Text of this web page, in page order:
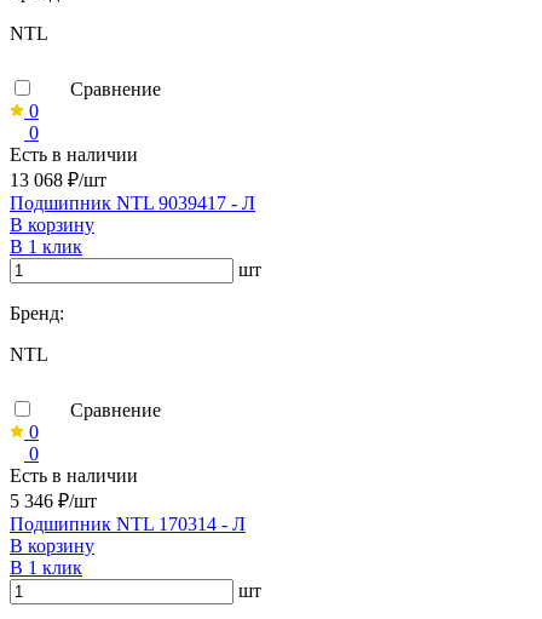
NTL
Сравнение
0
0
Есть в наличии
13 068 ₽/шт
Подшипник NTL 9039417 - Л
В корзину
В 1 клик
шт
Бренд:
NTL
Сравнение
0
0
Есть в наличии
5 346 ₽/шт
Подшипник NTL 170314 - Л
В корзину
В 1 клик
шт